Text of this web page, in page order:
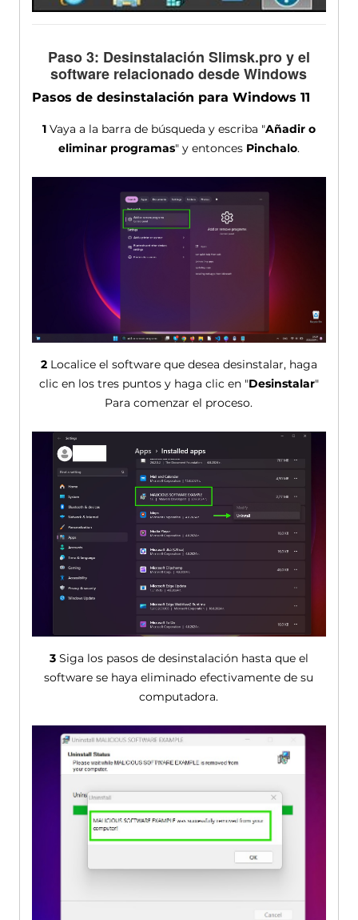
Paso 3: Desinstalación Slimsk.pro y el
software relacionado desde Windows
Pasos de desinstalación para Windows 11
1Vaya a la barra de búsqueda y escriba "Añadir o
eliminar programas" y entonces Pinchalo.
2Localice el software que desea desinstalar, haga
clic en los tres puntos y haga clic en "Desinstalar"
Para comenzar el proceso.
3Siga los pasos de desinstalación hasta que el
software se haya eliminado efectivamente de su
computadora.